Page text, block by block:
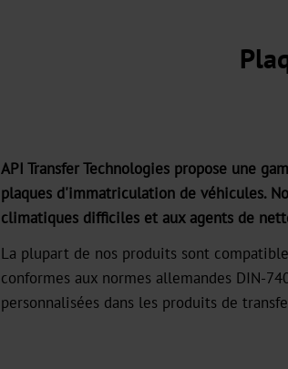
API Transfer Technologies propose une
plaques d'immatriculation de véhicules.
climatiques difficiles et aux agents de
La plupart de nos produits sont
conformes aux normes allemandes DIN-
personnalisées dans les produits de